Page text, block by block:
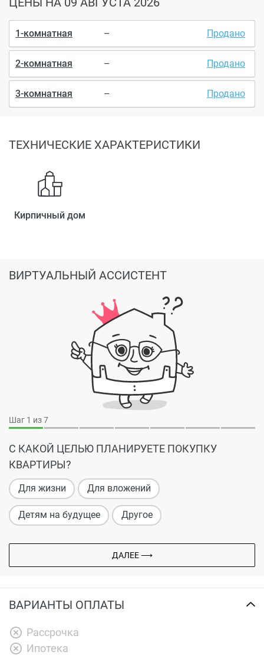
1-комнатная – Продано
2-комнатная – Продано
3-комнатная – Продано
ТЕХНИЧЕСКИЕ ХАРАКТЕРИСТИКИ
Кирпичный дом
Шаг 1 из 7
С КАКОЙ ЦЕЛЬЮ ПЛАНИРУЕТЕ ПОКУПКУ
КВАРТИРЫ?
Для жизни Для вложений
Детям на будущее Другое
ДАЛЕЕ ⟶
ВИРТУАЛЬНЫЙ АССИСТЕНТ
ВАРИАНТЫ ОПЛАТЫ
Рассрочка
Ипотека